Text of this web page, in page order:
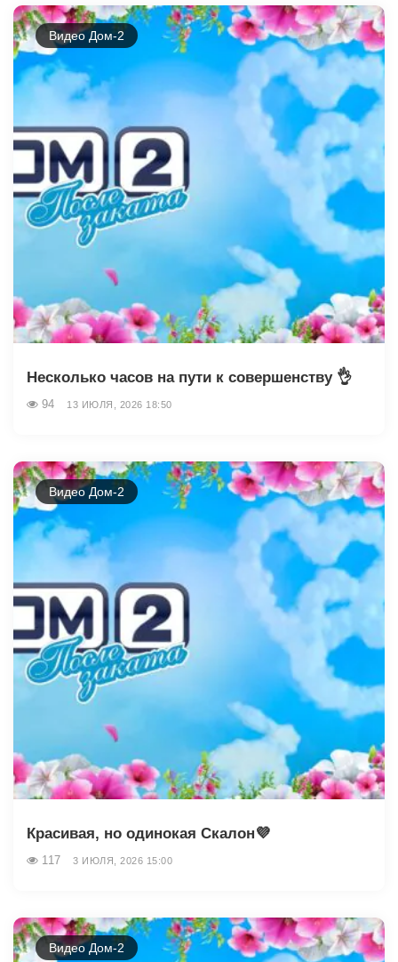
Видео Дом-2
Несколько часов на пути к совершенству 👌
94 13 ИЮЛЯ, 2026 18:50
Видео Дом-2
Красивая, но одинокая Скалон💜
117 3 ИЮЛЯ, 2026 15:00
Видео Дом-2